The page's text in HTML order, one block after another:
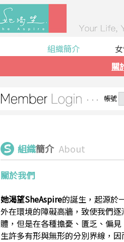
組織簡介
關
帳號
組織簡介 About
關於我們
她渴望SheAspire的誕生，起源於
外在環境的障礙高牆，致使我們
體，但是在各種擔憂、匱乏、偏
生許多有形與無形的分別界線，